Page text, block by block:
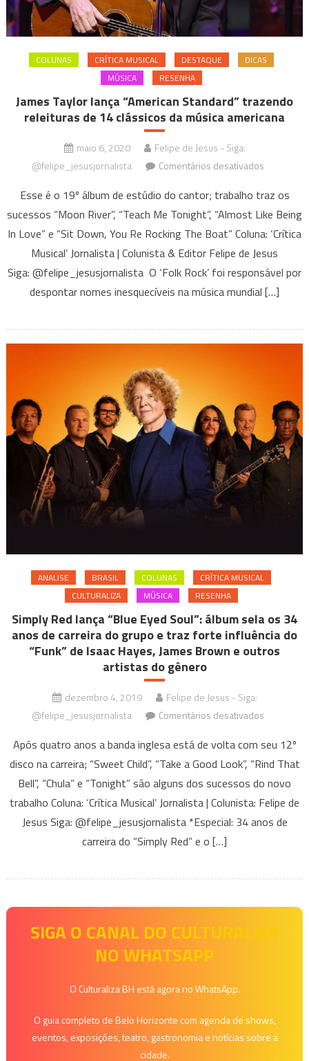
COLUNAS CRÍTICA MUSICAL DESTAQUE
DICAS
MÚSICA
RESENHA
James Taylor lança “American Standard” trazendo
releituras de 14 clássicos da música americana
maio 6, 2020
Felipe de Jesus - Siga:
@felipe_jesusjornalista
Comentários desativadosem
Taylor
lança
“American
Standard”
trazendo
releituras
Esse é o 19º álbum de estúdio do cantor; trabalho traz os
sucessos “Moon River”, “Teach Me Tonight”, “Almost Like Being
In Love” e “Sit Down, You Re Rocking The Boat” Coluna: ‘Crítica
Musical’ Jornalista | Colunista & Editor Felipe de Jesus
Siga: @felipe_jesusjornalista O ‘Folk Rock’ foi responsável por
despontar nomes inesquecíveis na música mundial […]
ANALISE BRASIL COLUNAS
CRÍTICA MUSICAL
CULTURALIZA
MÚSICA RESENHA
Simply Red lança “Blue Eyed Soul”: álbum sela os 34
anos de carreira do grupo e traz forte influência do
“Funk” de Isaac Hayes, James Brown e outros
artistas do gênero
dezembro 4, 2019
Felipe de Jesus - Siga:
@felipe_jesusjornalista
Comentários desativadosem
Red
lança
“Blue
Eyed
Soul”:
anos
carreira
forte
influência
Após quatro anos a banda inglesa está de volta com seu 12º
disco na carreira; “Sweet Child”, “Take a Good Look”, “Rind That
Bell”, “Chula” e “Tonight” são alguns dos sucessos do novo
trabalho Coluna: ‘Crítica Musical’ Jornalista | Colunista: Felipe de
Jesus Siga: @felipe_jesusjornalista *Especial: 34 anos de
carreira do “Simply Red” e o […]
SIGA O CANAL DO CULTURALIZA
NO WHATSAPP
O Culturaliza BH está agora no WhatsApp.
O guia completo de Belo Horizonte com agenda de shows,
eventos, exposições, teatro, gastronomia e notícias sobre a
cidade.